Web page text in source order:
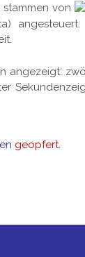
stammen von
angezeigt:
geopfert.